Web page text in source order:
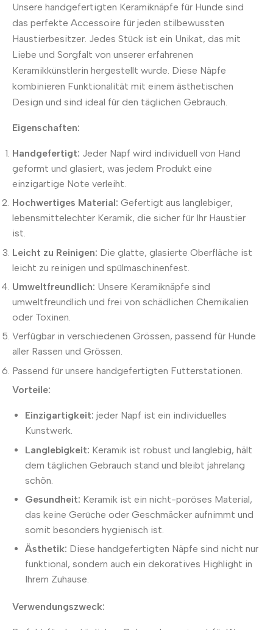
Unsere handgefertigten Keramiknäpfe für Hunde sind
das perfekte Accessoire für jeden stilbewussten
Haustierbesitzer. Jedes Stück ist ein Unikat, das mit
Liebe und Sorgfalt von unserer erfahrenen
Keramikkünstlerin hergestellt wurde. Diese Näpfe
kombinieren Funktionalität mit einem ästhetischen
Design und sind ideal für den täglichen Gebrauch.
Eigenschaften:
Handgefertigt: Jeder Napf wird individuell von Hand
geformt und glasiert, was jedem Produkt eine
einzigartige Note verleiht.
Hochwertiges Material: Gefertigt aus langlebiger,
lebensmittelechter Keramik, die sicher für Ihr Haustier
ist.
Leicht zu Reinigen: Die glatte, glasierte Oberfläche ist
leicht zu reinigen und spülmaschinenfest.
Umweltfreundlich: Unsere Keramiknäpfe sind
umweltfreundlich und frei von schädlichen Chemikalien
oder Toxinen.
Verfügbar in verschiedenen Grössen, passend für Hunde
aller Rassen und Grössen.
Passend für unsere handgefertigten Futterstationen.
Vorteile:
Einzigartigkeit: jeder Napf ist ein individuelles
Kunstwerk.
Langlebigkeit: Keramik ist robust und langlebig, hält
dem täglichen Gebrauch stand und bleibt jahrelang
schön.
Gesundheit: Keramik ist ein nicht-poröses Material,
das keine Gerüche oder Geschmäcker aufnimmt und
somit besonders hygienisch ist.
Ästhetik: Diese handgefertigten Näpfe sind nicht nur
funktional, sondern auch ein dekoratives Highlight in
Ihrem Zuhause.
Verwendungszweck: